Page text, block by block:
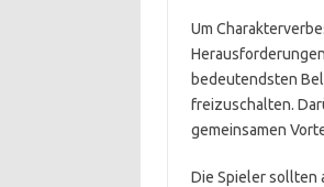
Um
bedeutendsten
freizuschalten.
gemeinsamen
Die Spieler sollten